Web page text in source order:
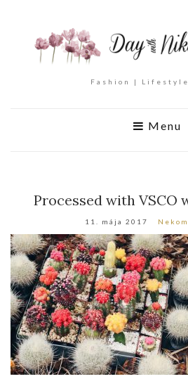
Fashion | Lifestyle
Menu
Processed with VSCO
11. mája 2017